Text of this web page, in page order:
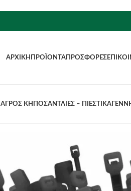
ΑΡΧΙΚΉ ΠΡΟΪΌΝΤΑ ΠΡΟΣΦΟΡΈΣ
ΑΓΡΟΣ ΚΗΠΟΣΑΝΤΛΙΕΣ – ΠΙΕΣΤΙΚΑ